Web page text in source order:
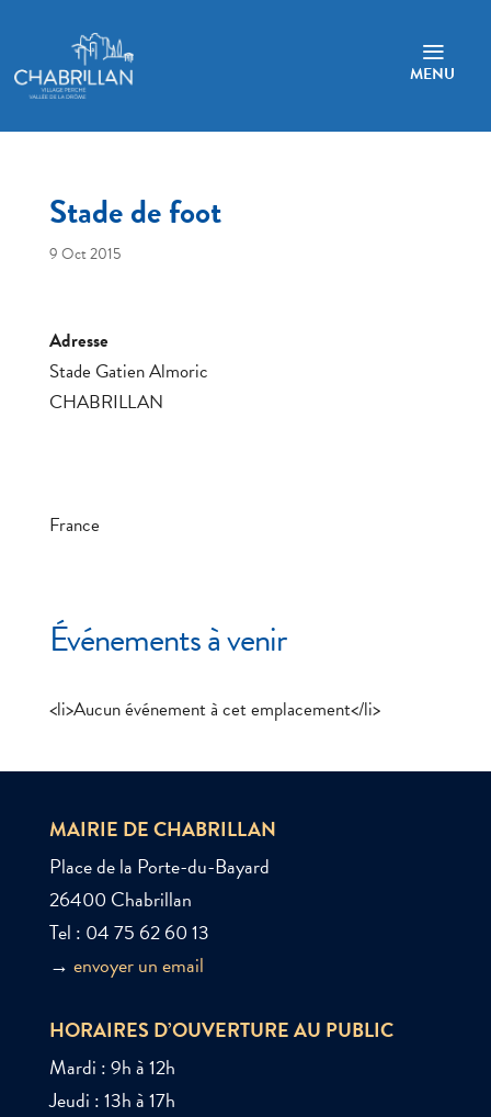
a
MENU
Stade de foot
9 Oct 2015
Adresse
Stade Gatien Almoric
CHABRILLAN
France
Événements à venir
<li>Aucun événement à cet emplacement</li>
MAIRIE DE CHABRILLAN
Place de la Porte-du-Bayard
26400 Chabrillan
Tel : 04 75 62 60 13
→ envoyer un email
HORAIRES D’OUVERTURE AU PUBLIC
Mardi : 9h à 12h
Jeudi : 13h à 17h